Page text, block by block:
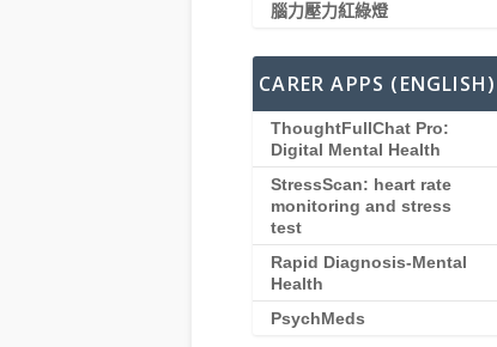
腦力壓力紅綠燈
CARER APPS (ENGLISH)
ThoughtFullChat Pro:
Digital Mental Health
StressScan: heart rate
monitoring and stress
test
Rapid Diagnosis-Mental
Health
PsychMeds